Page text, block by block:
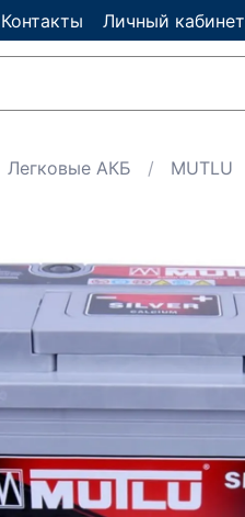
Контакты Личный кабинет
Легковые АКБ MUTLU